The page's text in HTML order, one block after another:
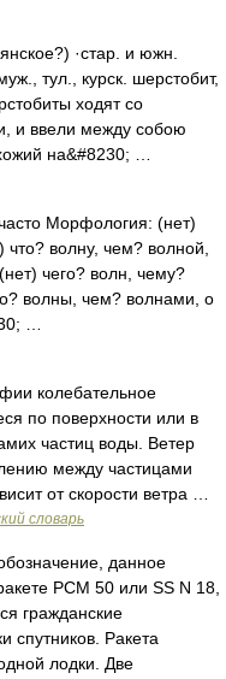
·стар. и южн.
тул., курск. шерстобит,
ходят со
и ввели между собою
на&#8230; …
Морфология: (нет)
волну, чем? волной,
чего? волн, чему?
волны, чем? волнами, о
…
колебательное
по поверхности или в
частиц воды. Ветер
между частицами
от скорости ветра …
словарь
данное
РСМ 50 или SS N 18,
гражданские
спутников. Ракета
лодки. Две